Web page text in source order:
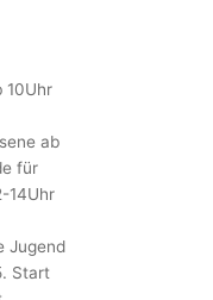
10Uhr
ab
für
14Uhr
Jugend
Start